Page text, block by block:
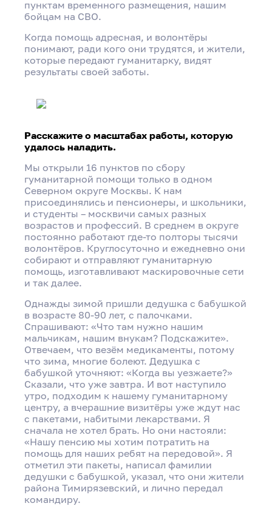
Поделиться
пунктам временного размещения, нашим
бойцам на СВО.
Когда помощь адресная, и волонтёры
понимают, ради кого они трудятся, и жители,
которые передают гуманитарку, видят
результаты своей заботы.
Расскажите о масштабах работы, которую
удалось наладить.
Мы открыли 16 пунктов по сбору
гуманитарной помощи только в одном
Северном округе Москвы. К нам
присоединялись и пенсионеры, и школьники,
и студенты – москвичи самых разных
возрастов и профессий. В среднем в округе
постоянно работают где-то полторы тысячи
волонтёров. Круглосуточно и ежедневно они
собирают и отправляют гуманитарную
помощь, изготавливают маскировочные сети
и так далее.
Однажды зимой пришли дедушка с бабушкой
в возрасте 80-90 лет, с палочками.
Спрашивают: «Что там нужно нашим
мальчикам, нашим внукам? Подскажите».
Отвечаем, что везём медикаменты, потому
что зима, многие болеют. Дедушка с
бабушкой уточняют: «Когда вы уезжаете?»
Сказали, что уже завтра. И вот наступило
утро, подходим к нашему гуманитарному
центру, а вчерашние визитёры уже ждут нас
с пакетами, набитыми лекарствами. Я
сначала не хотел брать. Но они настояли:
«Нашу пенсию мы хотим потратить на
помощь для наших ребят на передовой». Я
отметил эти пакеты, написал фамилии
дедушки с бабушкой, указал, что они жители
района Тимирязевский, и лично передал
командиру.